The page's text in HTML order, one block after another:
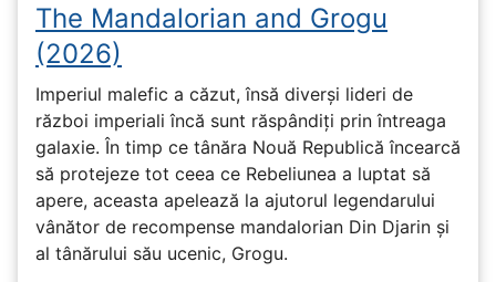
The Mandalorian and Grogu
(2026)
Imperiul malefic a căzut, însă diverși lideri de
război imperiali încă sunt răspândiți prin întreaga
galaxie. În timp ce tânăra Nouă Republică încearcă
să protejeze tot ceea ce Rebeliunea a luptat să
apere, aceasta apelează la ajutorul legendarului
vânător de recompense mandalorian Din Djarin și
al tânărului său ucenic, Grogu.